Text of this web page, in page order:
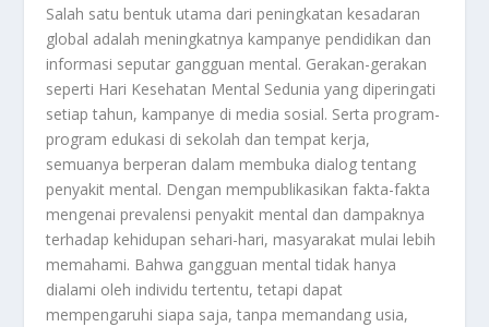
Salah satu bentuk utama dari peningkatan kesadaran
global adalah meningkatnya kampanye pendidikan dan
informasi seputar gangguan mental. Gerakan-gerakan
seperti Hari Kesehatan Mental Sedunia yang diperingati
setiap tahun, kampanye di media sosial. Serta program-
program edukasi di sekolah dan tempat kerja,
semuanya berperan dalam membuka dialog tentang
penyakit mental. Dengan mempublikasikan fakta-fakta
mengenai prevalensi penyakit mental dan dampaknya
terhadap kehidupan sehari-hari, masyarakat mulai lebih
memahami. Bahwa gangguan mental tidak hanya
dialami oleh individu tertentu, tetapi dapat
mempengaruhi siapa saja, tanpa memandang usia,